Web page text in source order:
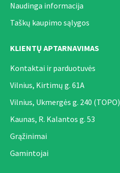
Naudinga informacija
Taškų kaupimo sąlygos
KLIENTŲ APTARNAVIMAS
Kontaktai ir parduotuvės
Vilnius, Kirtimų g. 61A
Vilnius, Ukmergės g. 240 (TOPO)
Kaunas, R. Kalantos g. 53
Grąžinimai
Gamintojai